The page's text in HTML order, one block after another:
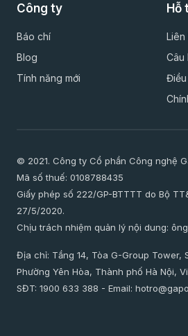
Công ty
Báo chí
Blog
Tính năng mới
Hỗ
Liên
Câu
© 2021. Công ty Cổ phần Công nghệ
Mã số thuế: 0108788435
Giấy phép số 222/GP-BTTTT do Bộ
27/5/2020.
Chịu trách nhiệm quản lý nội dung:
Địa chỉ: Tầng 14, Tòa G-Group Tower,
Phường Yên Hòa, Thành phố Hà Nội,
SĐT: 1900 633 388 - Email: